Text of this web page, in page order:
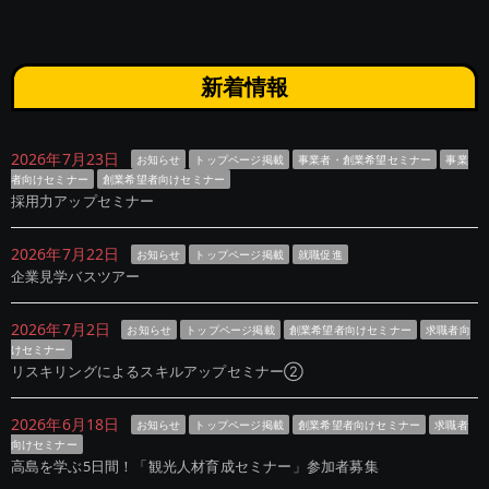
新着情報
2026年7月23日 お知らせ トップページ掲載 事業者・創業希望セミナー
事業
者向けセミナー
創業希望者向けセミナー
採用力アップセミナー
2026年7月22日 お知らせ トップページ掲載 就職促進
企業見学バスツアー
2026年7月2日 お知らせ トップページ掲載 創業希望者向けセミナー
求職者向
けセミナー
リスキリングによるスキルアップセミナー②
2026年6月18日 お知らせ トップページ掲載 創業希望者向けセミナー
求職者
向けセミナー
高島を学ぶ5日間！「観光人材育成セミナー」参加者募集